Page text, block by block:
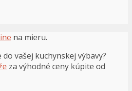
na mieru.
vašej kuchynskej výbavy?
za výhodné ceny kúpite od